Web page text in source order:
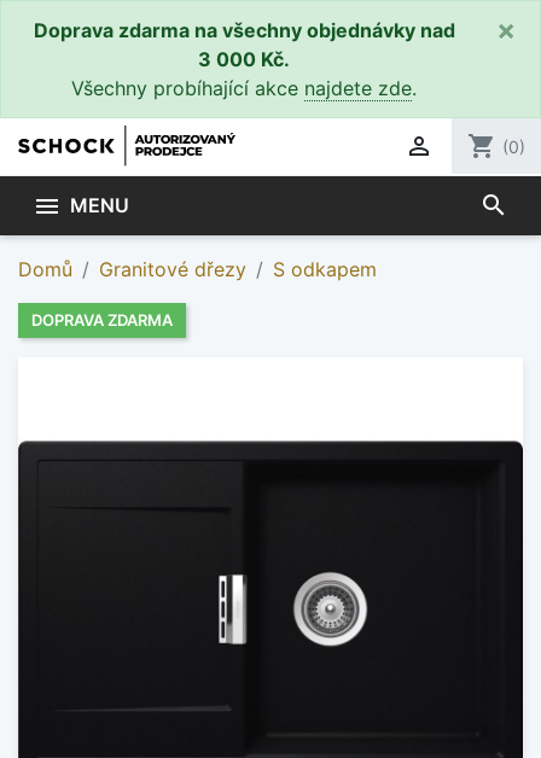
Doprava zdarma na všechny objednávky nad
3 000 Kč.
Všechny probíhající akce najdete zde.
×
 shopping_cart (0)
 MENU search
Domů Granitové dřezy S odkapem
DOPRAVA ZDARMA